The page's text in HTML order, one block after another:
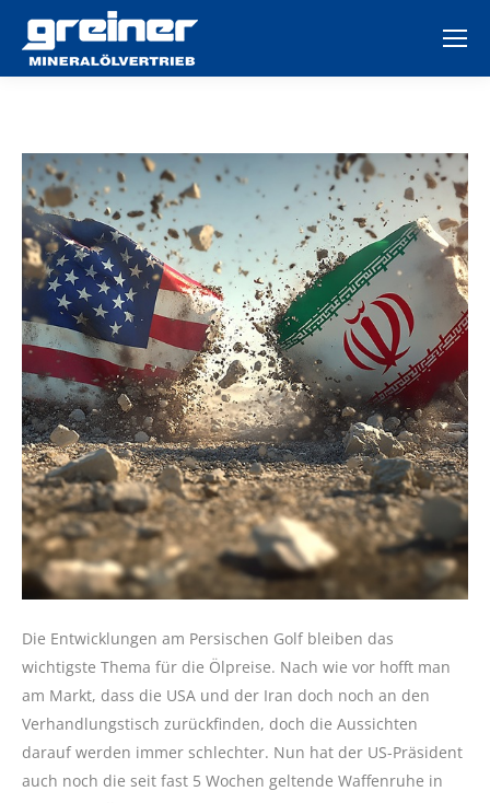
Die Entwicklungen am Persischen Golf bleiben das
wichtigste Thema für die Ölpreise. Nach wie vor hofft man
am Markt, dass die USA und der Iran doch noch an den
Verhandlungstisch zurückfinden, doch die Aussichten
darauf werden immer schlechter. Nun hat der US-Präsident
auch noch die seit fast 5 Wochen geltende Waffenruhe in